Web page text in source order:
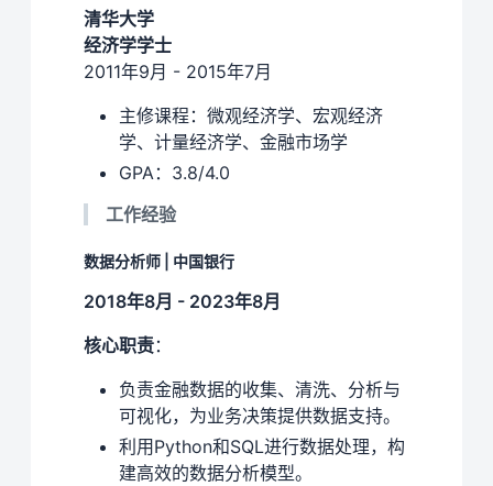
清华大学
经济学学士
2011年9月 - 2015年7月
主修课程：微观经济学、宏观经济
学、计量经济学、金融市场学
GPA：3.8/4.0
工作经验
数据分析师 | 中国银行
2018年8月 - 2023年8月
核心职责：
负责金融数据的收集、清洗、分析与
可视化，为业务决策提供数据支持。
利用Python和SQL进行数据处理，构
建高效的数据分析模型。